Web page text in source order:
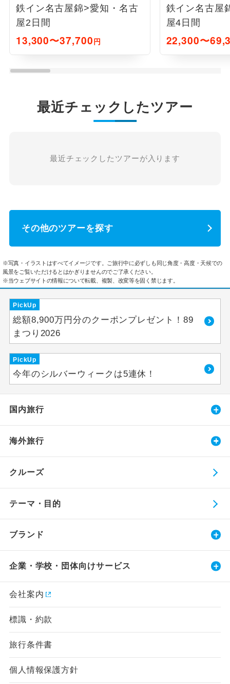
鉄イン名古屋錦>愛知・名古
屋2日間
13,300〜37,700円
鉄イン名古屋
屋4日間
22,300〜
最近チェックしたツアー
最近チェックしたツアーが入ります
その他のツアーを探す
※写真・イラストはすべてイメージです。ご旅行中に必ずしも同じ角度・高度・天候での
風景をご覧いただけるとはかぎりませんのでご了承ください。
※当ウェブサイトの情報について転載、複製、改変等を固く禁じます。
PickUp
総額8,900万円分のクーポンプレゼント！89
まつり2026
PickUp
今年のシルバーウィークは5連休！
国内旅行
海外旅行
クルーズ
テーマ・目的
ブランド
企業・学校・団体向けサービス
会社案内
標識・約款
旅行条件書
個人情報保護方針